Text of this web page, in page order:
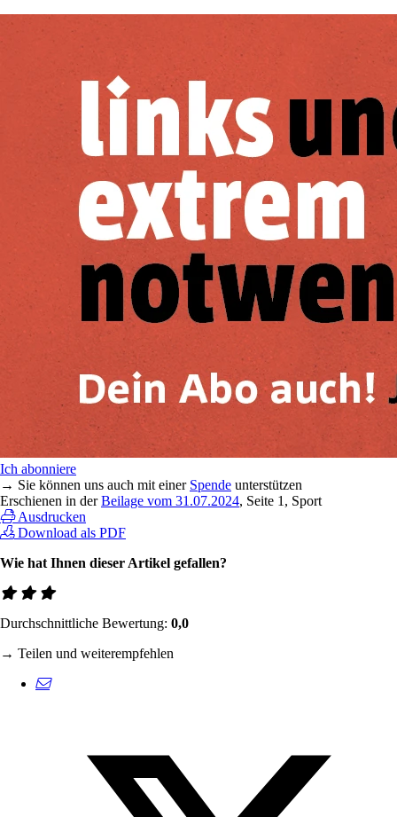
Ich abonniere
→ Sie können uns auch mit einer Spende unterstützen
Erschienen in derBeilage vom 31.07.2024, Seite 1, Sport
Ausdrucken
Download als PDF
Wie hat Ihnen dieser Artikel gefallen?
Durchschnittliche Bewertung: 0,0
→ Teilen und weiterempfehlen